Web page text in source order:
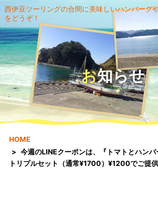
西伊豆ツーリングの合間に美味しいハンバーグ
をどうぞ！
お知らせ
HOME
今週のLINEクーポンは、『トマトとハン
トリプルセット（通常¥1700）¥1200でご提